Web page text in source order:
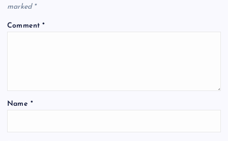
i
i
marked *
Comment*
Name *